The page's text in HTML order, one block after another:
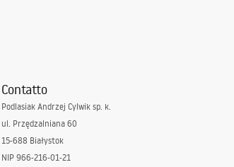
Contatto
Podlasiak Andrzej Cylwik sp. k.
ul. Przędzalniana 60
15-688 Białystok
NIP 966-216-01-21